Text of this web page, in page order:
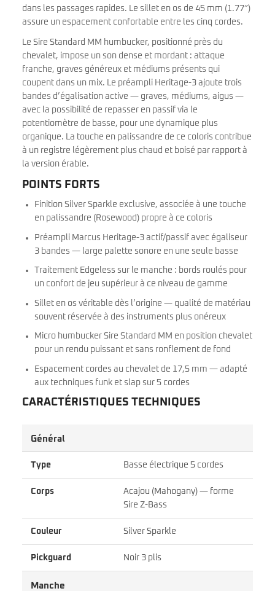
dans les passages rapides. Le sillet en os de 45 mm (1.77″)
assure un espacement confortable entre les cinq cordes.
Le Sire Standard MM humbucker, positionné près du
chevalet, impose un son dense et mordant : attaque
franche, graves généreux et médiums présents qui
coupent dans un mix. Le préampli Heritage-3 ajoute trois
bandes d’égalisation active — graves, médiums, aigus —
avec la possibilité de repasser en passif via le
potentiomètre de basse, pour une dynamique plus
organique. La touche en palissandre de ce coloris contribue
à un registre légèrement plus chaud et boisé par rapport à
la version érable.
POINTS FORTS
Finition Silver Sparkle exclusive, associée à une touche
en palissandre (Rosewood) propre à ce coloris
Préampli Marcus Heritage-3 actif/passif avec égaliseur
3 bandes — large palette sonore en une seule basse
Traitement Edgeless sur le manche : bords roulés pour
un confort de jeu supérieur à ce niveau de gamme
Sillet en os véritable dès l’origine — qualité de matériau
souvent réservée à des instruments plus onéreux
Micro humbucker Sire Standard MM en position chevalet
pour un rendu puissant et sans ronflement de fond
Espacement cordes au chevalet de 17,5 mm — adapté
aux techniques funk et slap sur 5 cordes
CARACTÉRISTIQUES TECHNIQUES
Général
Type Basse électrique 5 cordes
Corps
Acajou (Mahogany) — forme
Sire Z-Bass
Couleur Silver Sparkle
Pickguard Noir 3 plis
Manche